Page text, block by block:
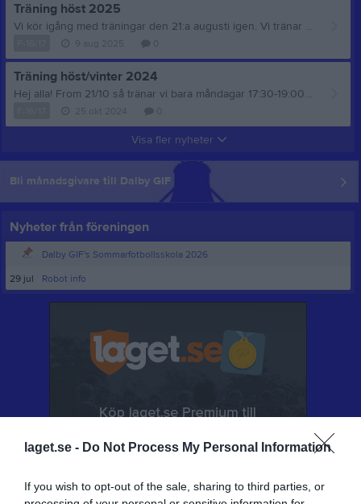
laget.se - Do Not Process My Personal Information
If you wish to opt-out of the sale, sharing to third parties, or
Träning höst 2025
Vi kör igång med träningar den 21:a augusti igen. Vi tränar måndagar /torsdagar 17:30-19:00 till mitten på oktober. Sen kommer vi som det ser ut nu bara träna måndagar under vinterhalvåret. // Ledarna
Träning höst/vinter 2024
Hej alla! From 21/10 så tränar vi bara måndagar 17:30-19:00 på konstgräset. Träning 2 ggr i veckan återgår vi till i mars/april 2025.
Visa fler nyheter
Bli månadsgivare till Dalby GIF
Nyheter från föreningen
Dalby GIF's Sommarfotbollsskola 2026
29 jul
Robot info